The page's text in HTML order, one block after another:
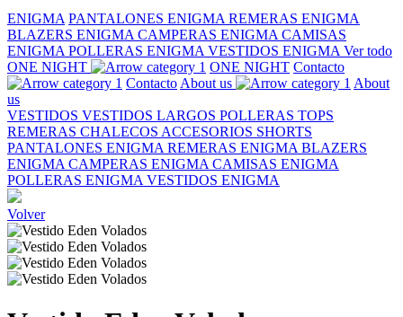
ENIGMA PANTALONES ENIGMA REMERAS ENIGMA
BLAZERS ENIGMA CAMPERAS ENIGMA CAMISAS
ENIGMA POLLERAS ENIGMA VESTIDOS ENIGMA Ver todo
ONE NIGHT
ONE NIGHT Contacto
Contacto About us
About
us
VESTIDOS VESTIDOS LARGOS POLLERAS TOPS
REMERAS CHALECOS ACCESORIOS SHORTS
PANTALONES ENIGMA REMERAS ENIGMA BLAZERS
ENIGMA CAMPERAS ENIGMA CAMISAS ENIGMA
POLLERAS ENIGMA VESTIDOS ENIGMA
Volver